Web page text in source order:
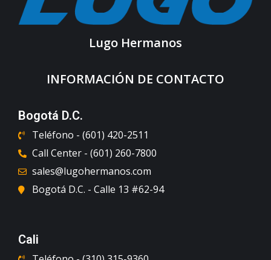
Lugo Hermanos
INFORMACIÓN DE CONTACTO
Bogotá D.C.
Teléfono - (601) 420-2511
Call Center - (601) 260-7800
sales@lugohermanos.com
Bogotá D.C. - Calle 13 #62-94
Cali